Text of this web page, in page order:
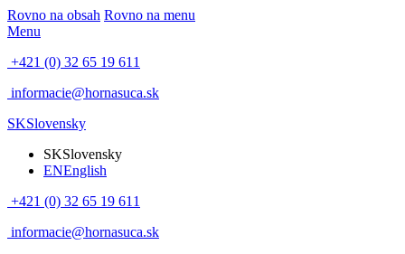
Rovno na obsah Rovno na menu
Menu
+421 (0) 32 65 19 611
informacie@hornasuca.sk
SKSlovensky
SKSlovensky
ENEnglish
+421 (0) 32 65 19 611
informacie@hornasuca.sk